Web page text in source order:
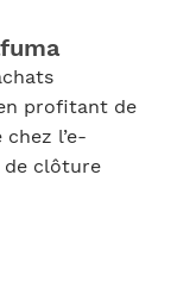
profitant de
l’e-
de clôture